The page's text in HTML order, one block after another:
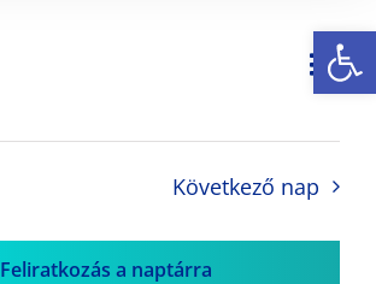
Nap
Következő nap
Feliratkozás a naptárra